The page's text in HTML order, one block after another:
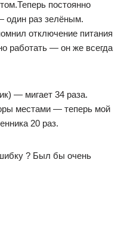
постоянно
один раз зелёным.
отключение питания
работать — он же всегда
— мигает 34 раза.
местами — теперь мой
20 раз.
? Был бы очень